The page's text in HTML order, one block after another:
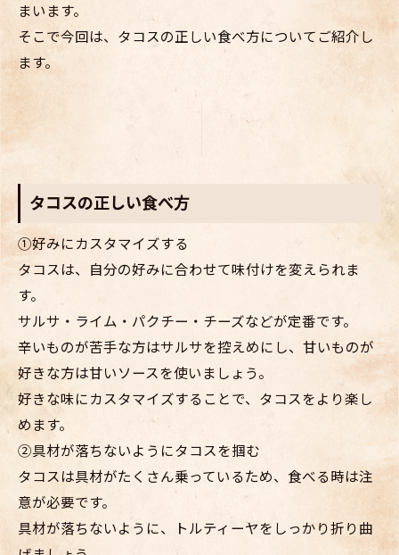
まいます。
そこで今回は、タコスの正しい食べ方についてご紹介し
ます。
タコスの正しい食べ方
①好みにカスタマイズする
タコスは、自分の好みに合わせて味付けを変えられま
す。
サルサ・ライム・パクチー・チーズなどが定番です。
辛いものが苦手な方はサルサを控えめにし、甘いものが
好きな方は甘いソースを使いましょう。
好きな味にカスタマイズすることで、タコスをより楽し
めます。
②具材が落ちないようにタコスを掴む
タコスは具材がたくさん乗っているため、食べる時は注
意が必要です。
具材が落ちないように、トルティーヤをしっかり折り曲